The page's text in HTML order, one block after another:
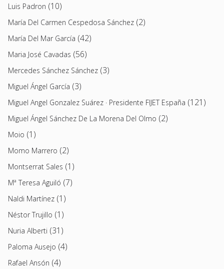
Luis Padron (10)
María Del Carmen Cespedosa Sánchez (2)
María Del Mar García (42)
Maria José Cavadas (56)
Mercedes Sánchez Sánchez (3)
Miguel Ángel García (3)
Miguel Angel Gonzalez Suárez · Presidente FIJET España (121)
Miguel Ángel Sánchez De La Morena Del Olmo (2)
Moio (1)
Momo Marrero (2)
Montserrat Sales (1)
Mª Teresa Aguiló (7)
Naldi Martínez (1)
Néstor Trujillo (1)
Nuria Alberti (31)
Paloma Ausejo (4)
Rafael Ansón (4)